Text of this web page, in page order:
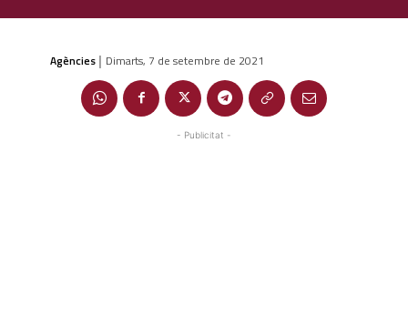
Agències | Dimarts, 7 de setembre de 2021
- Publicitat -